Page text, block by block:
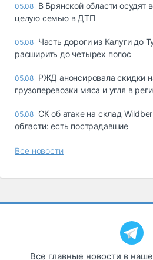
05.08 В Брянской области осудят
целую семью в ДТП
05.08 Часть дороги из Калуги до
расширить до четырех полос
05.08 РЖД анонсировала скидки
грузоперевозки мяса и угля в
05.08 СК об атаке на склад
области: есть пострадавшие
Все новости
Все главные новости в